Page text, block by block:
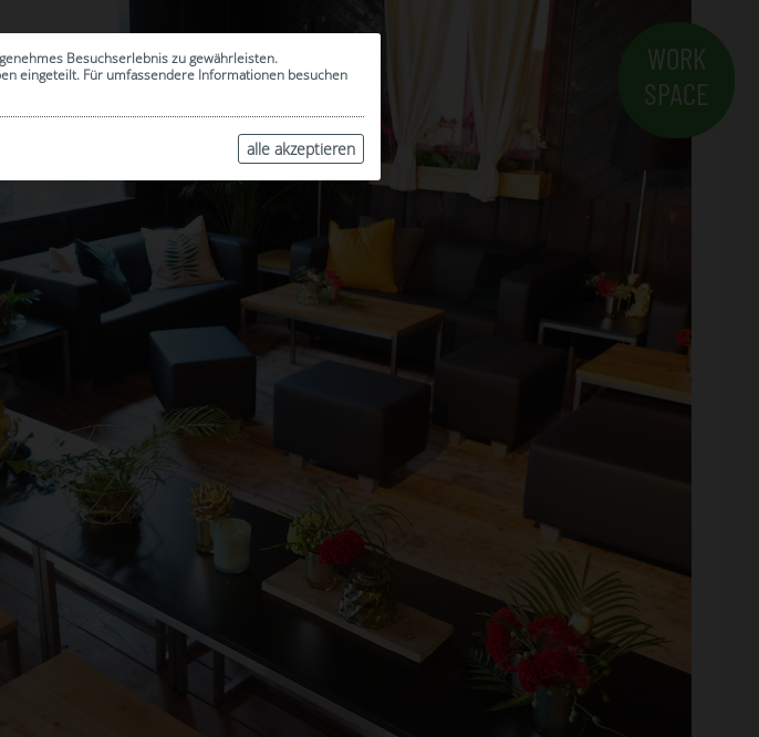
Besuchserlebnis zu gewährleisten.
eingeteilt. Für umfassendere Informationen besuchen
alle akzeptieren
WORK
SPACE